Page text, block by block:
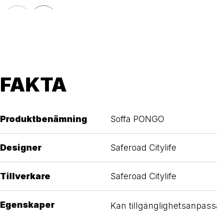
FAKTA
Produktbenämning Soffa PONGO
Designer Saferoad Citylife
Tillverkare Saferoad Citylife
Egenskaper
Kan